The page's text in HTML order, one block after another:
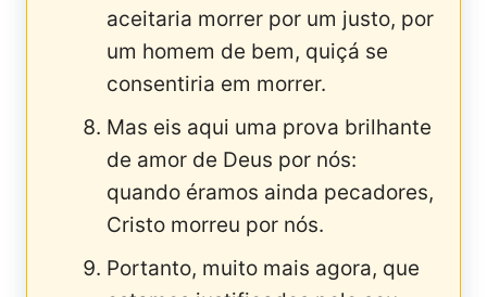
aceitaria morrer por um justo, por
um homem de bem, quiçá se
consentiria em morrer.
Mas eis aqui uma prova brilhante
de amor de Deus por nós:
quando éramos ainda pecadores,
Cristo morreu por nós.
Portanto, muito mais agora, que